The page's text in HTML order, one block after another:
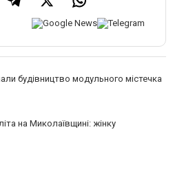
будівництво модульного містечка
на Миколаївщині: жінку